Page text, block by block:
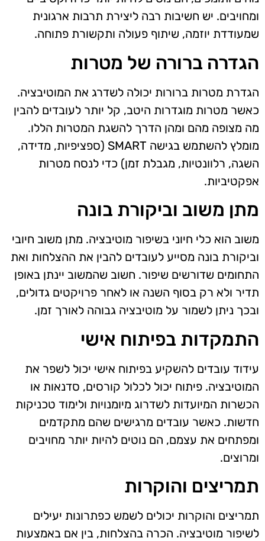
ומחויבים. יש חשיבות רבה ליצירת תרבות ארגונית
שמעודדת יוזמה, שיתוף פעולה ותקשורת פתוחה.
הגדרה ברורה של מטרות
הגדרת מטרות ברורות יכולה לשדרג את המוטיבציה.
כאשר מטרות מוגדרות היטב, קל יותר לעובדים להבין
מה מצופה מהם ומהן הדרך להשגת המטרות הללו.
מומלץ להשתמש בגישה SMART (ספציפיות, מדידה,
השגה, רלוונטיות, מגבלת זמן) כדי לנסח מטרות
אפקטיביות.
מתן משוב וביקורת בונה
משוב הוא כלי חיוני בשיפור מוטיבציה. מתן משוב חיובי
וביקורת בונה מסייע לעובדים להבין את ההצלחות ואת
התחומים שדורשים שיפור. חשוב שהמשוב יינתן באופן
תדיר ולא רק בסוף השנה או לאחר פרויקטים גדולים,
ובכך ניתן לשמור על מוטיבציה גבוהה לאורך זמן.
התמקדות בפיתוח אישי
עידוד עובדים להשקיע בפיתוח אישי יכול לשפר את
המוטיבציה. פיתוח יכול לכלול קורסים, סדנאות או
הכשרות המיועדות לשדרוג מיומנויות ולימוד טכניקות
חדשות. כאשר עובדים מרגישים שהם מתקדמים
ומפתחים את עצמם, הם נוטים להיות יותר מחויבים
ומרוצים.
תמריצים והוקרות
תמריצים והוקרות יכולים לשמש כפתרונות יעילים
לשיפור מוטיבציה. הכרה בהצלחות, בין אם באמצעות